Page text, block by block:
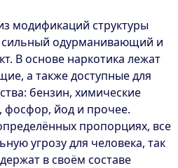
модификаций структуры
одурманивающий и
В основе наркотика лежат
а также доступные для
бензин, химические
фосфор, йод и прочее.
пропорциях, все
угрозу для человека, так
в своём составе